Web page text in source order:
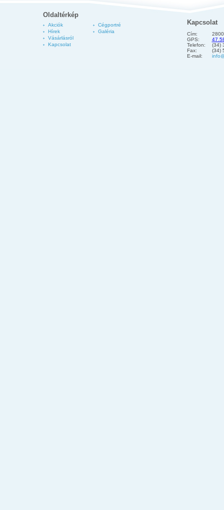
Oldaltérkép
Akciók
Hírek
Vásárlásról
Kapcsolat
Cégportré
Galéria
Kapcsolat
Cím:
GPS:
Telefon:
(34)
Fax:
(34)
E-mail: